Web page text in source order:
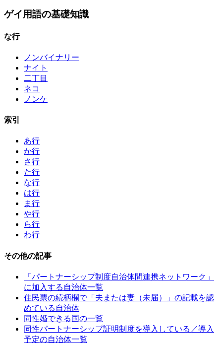
ゲイ用語の基礎知識
な行
ノンバイナリー
ナイト
二丁目
ネコ
ノンケ
索引
あ行
か行
さ行
た行
な行
は行
ま行
や行
ら行
わ行
その他の記事
「パートナーシップ制度自治体間連携ネットワーク」
に加入する自治体一覧
住民票の続柄欄で「夫または妻（未届）」の記載を認
めている自治体
同性婚できる国の一覧
同性パートナーシップ証明制度を導入している／導入
予定の自治体一覧